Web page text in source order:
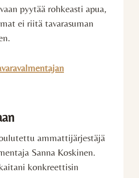
pyytää rohkeasti apua,
ei riitä tavarasuman
ammattijärjestäjä
Sanna Koskinen.
konkreettisin